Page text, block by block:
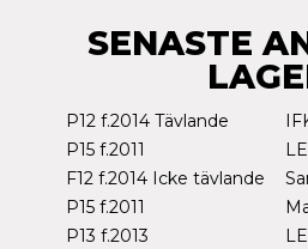
SENASTE
P12 f.2014 Tävlande
P15 f.2011
F12 f.2014 Icke tävlande
P15 f.2011
P13 f.2013